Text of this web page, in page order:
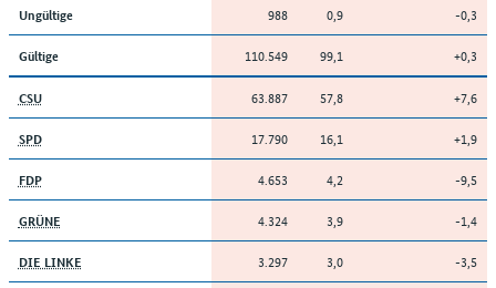
Ungültige 988 0,9 -0,3
Gültige 110.549 99,1 +0,3
CSU 63.887 57,8 +7,6
SPD 17.790 16,1 +1,9
FDP 4.653 4,2 -9,5
GRÜNE 4.324 3,9 -1,4
DIE LINKE 3.297 3,0 -3,5